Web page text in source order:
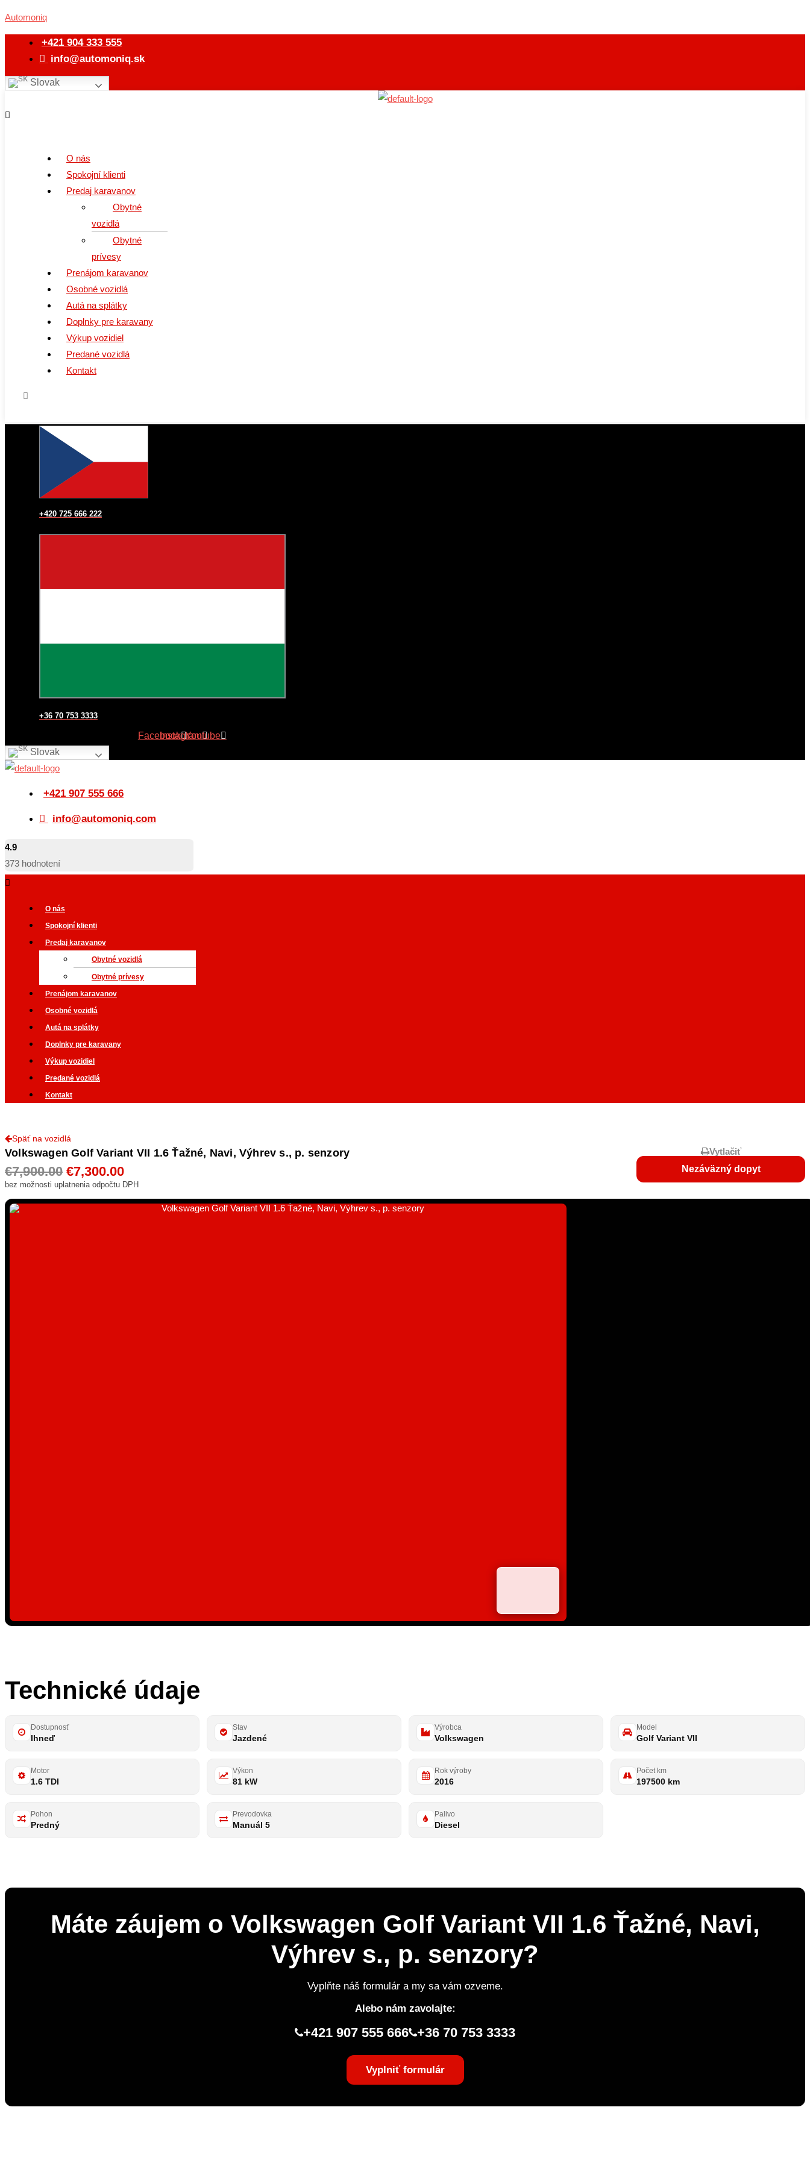
na
Automoniq
+421 904 333 555
info@automoniq.sk
Slovak
O nás
Spokojní klienti
Predaj karavanov
Obytné
vozidlá
Obytné
prívesy
Prenájom karavanov
Osobné vozidlá
Autá na splátky
Doplnky pre karavany
Výkup vozidiel
Predané vozidlá
Kontakt
+420 725 666 222
+36 70 753 3333
FacebookInstagramYoutube
Slovak
+421 907 555 666
info@automoniq.com
4.9
373 hodnotení
Menu
O nás
Spokojní klienti
Predaj karavanov
Obytné vozidlá
Obytné prívesy
Prenájom karavanov
Osobné vozidlá
Autá na splátky
Doplnky pre karavany
Výkup vozidiel
Predané vozidlá
Kontakt
Späť na vozidlá
Volkswagen Golf Variant VII 1.6 Ťažné, Navi, Výhrev s., p. senzory
€7,900.00
Pôvodná
cena
bola:
€7,900.00.
€7,300.00
Aktuálna
cena
je:
€7,300.00.
bez možnosti uplatnenia odpočtu DPH
Vytlačiť
Nezáväzný dopyt
Technické údaje
Dostupnosť
Ihneď
Stav
Jazdené
Výrobca
Volkswagen
Model
Golf Variant VII
Motor
1.6 TDI
Výkon
81 kW
Rok výroby
2016
Počet km
197500 km
Pohon
Predný
Prevodovka
Manuál 5
Palivo
Diesel
Máte záujem o Volkswagen Golf Variant VII 1.6 Ťažné, Navi,
Výhrev s., p. senzory?
Vyplňte náš formulár a my sa vám ozveme.
Alebo nám zavolajte:
+421 907 555 666 +36 70 753 3333
Vyplniť formulár